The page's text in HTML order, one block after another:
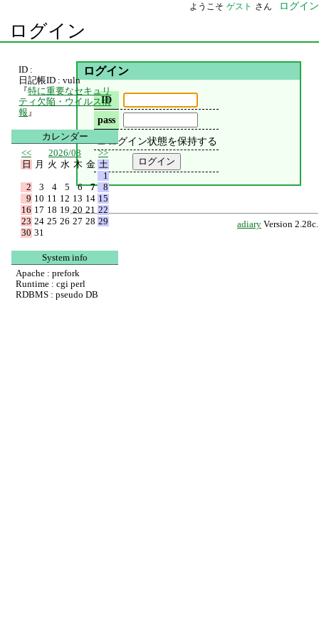
ようこそ ゲスト さん ログイン
ログイン
ログイン
ID
pass
ログイン状態を保持する
adiary Version 2.28c.
ID :
日記帳ID : vuln
『特に重要なセキュリ
ティ欠陥・ウイルス情
報 』
カレンダー
<<
2026/08
>>
日
月 火 水 木 金 土
1
2
3 4 5 6 7
8
9 10 11 12 13 14 15
16 17 18 19 20 21 22
23 24 25 26 27 28 29
30 31
System info
Apache : prefork
Runtime : cgi perl
RDBMS : pseudo DB